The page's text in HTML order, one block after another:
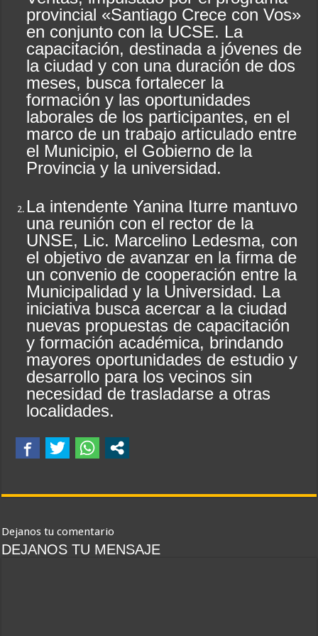
provincial «Santiago Crece con Vos»
en conjunto con la UCSE. La
capacitación, destinada a jóvenes de
la ciudad y con una duración de dos
meses, busca fortalecer la
formación y las oportunidades
laborales de los participantes, en el
marco de un trabajo articulado entre
el Municipio, el Gobierno de la
Provincia y la universidad.
La intendente Yanina Iturre mantuvo
una reunión con el rector de la
UNSE, Lic. Marcelino Ledesma, con
el objetivo de avanzar en la firma de
un convenio de cooperación entre la
Municipalidad y la Universidad. La
iniciativa busca acercar a la ciudad
nuevas propuestas de capacitación
y formación académica, brindando
mayores oportunidades de estudio y
desarrollo para los vecinos sin
necesidad de trasladarse a otras
localidades.
Dejanos tu comentario
DEJANOS TU MENSAJE